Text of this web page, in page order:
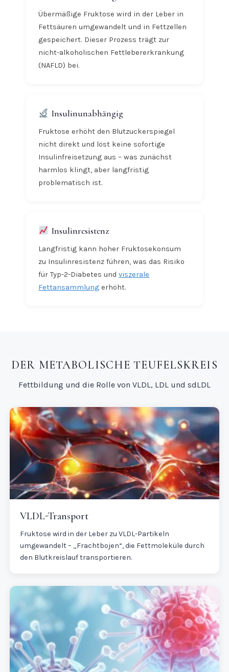
Übermäßige Fruktose wird in der Leber in
Fettsäuren umgewandelt und in Fettzellen
gespeichert. Dieser Prozess trägt zur
nicht-alkoholischen Fettlebererkrankung
(NAFLD) bei.
Insulinunabhängig
Fruktose erhöht den Blutzuckerspiegel
nicht direkt und löst keine sofortige
Insulinfreisetzung aus – was zunächst
harmlos klingt, aber langfristig
problematisch ist.
Insulinresistenz
Langfristig kann hoher Fruktosekonsum
zu Insulinresistenz führen, was das Risiko
für Typ-2-Diabetes undviszerale
Fettansammlung erhöht.
DER METABOLISCHE TEUFELSKREIS
Fettbildung und die Rolle von VLDL, LDL und sdLDL
VLDL-Transport
Fruktose wird in der Leber zu VLDL-Partikeln
umgewandelt – „Frachtbojen“, die Fettmoleküle durch
den Blutkreislauf transportieren.